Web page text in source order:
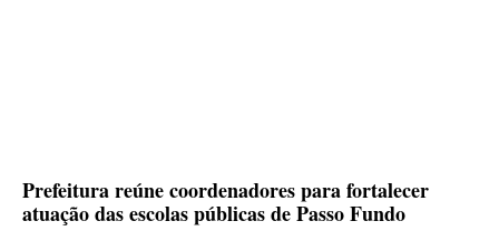
Prefeitura reúne coordenadores para fortalecer
atuação das escolas públicas de Passo Fundo